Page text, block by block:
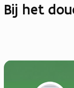
Bij het